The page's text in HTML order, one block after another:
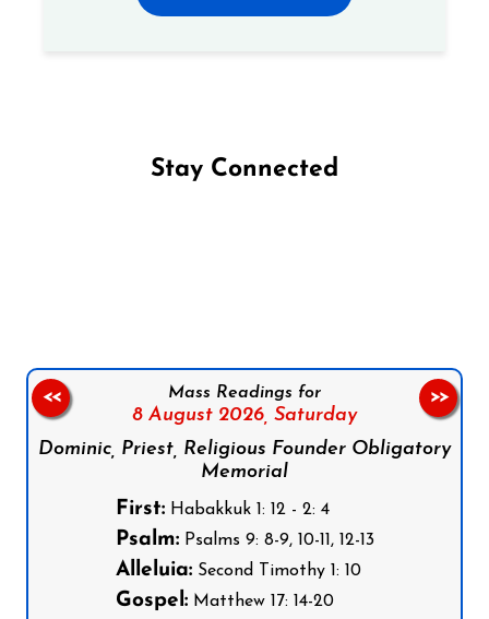
Stay Connected
Mass Readings for
8 August 2026, Saturday
Dominic, Priest, Religious Founder Obligatory
Memorial
First:Habakkuk 1: 12 - 2: 4
Psalm:Psalms 9: 8-9, 10-11, 12-13
Alleluia:Second Timothy 1: 10
Gospel:Matthew 17: 14-20
<< >>